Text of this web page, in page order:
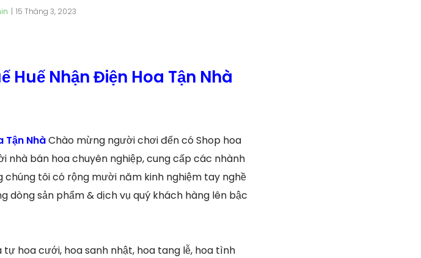
15 Tháng 3, 2023
Huế Nhận Điện Hoa Tận Nhà
Tận NhàChào mừng người chơi đến có Shop hoa
nhà bán hoa chuyên nghiệp, cung cấp các nhành
tôi có rộng mười năm kinh nghiệm tay nghề
dòng sản phẩm & dịch vụ quý khách hàng lên bậc
hoa cưới, hoa sanh nhật, hoa tang lễ, hoa tình